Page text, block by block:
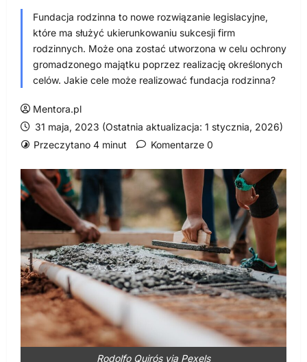
Fundacja rodzinna to nowe rozwiązanie legislacyjne,
które ma służyć ukierunkowaniu sukcesji firm
rodzinnych. Może ona zostać utworzona w celu ochrony
gromadzonego majątku poprzez realizację określonych
celów. Jakie cele może realizować fundacja rodzinna?
Mentora.pl
31 maja, 2023 (Ostatnia aktualizacja: 1 stycznia, 2026)
Przeczytano 4 minut
Komentarze 0
Rodolfo Quirós via Pexels